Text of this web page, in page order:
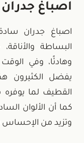
اصباغ
اصباغ جدران
البساطة
وهادئًا، وفي
يفضل الكثيرون
القطيف لما
كما أن الألوان
وتزيد من الإحساس